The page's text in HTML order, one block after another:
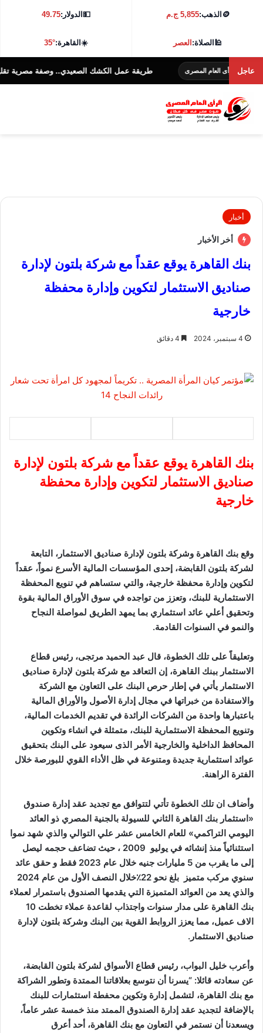
🪙 الذهب:5,855 ج.م 💵الدولار:49.75
🕌الصلاة:العصر ☀️القاهرة:35°
عاجل
العام المصرى طريقة عمل الكشك الصعيدي.. وصفة مصرية تقليدية بطعم
أخبار
أخر الأخبار
بنك القاهرة يوقع عقداً مع شركة بلتون لإدارة
صناديق الاستثمار لتكوين وإدارة محفظة
خارجية
4 سبتمبر، 2024
بنك القاهرة يوقع عقداً مع شركة بلتون لإدارة
صناديق الاستثمار لتكوين وإدارة محفظة
خارجية
وقع بنك القاهرة وشركة بلتون لإدارة صناديق الاستثمار، التابعة
لشركة بلتون القابضة، إحدى المؤسسات المالية الأسرع نمواً، عقداً
لتكوين وإدارة محفظة خارجية، والتي ستساهم في تنويع المحفظة
الاستثمارية للبنك، وتعزز من تواجده في سوق الأوراق المالية بقوة
وتحقيق أعلي عائد استثماري بما يمهد الطريق لمواصلة النجاح
والنمو في السنوات القادمة.
وتعليقاً على تلك الخطوة، قال عبد الحميد مرتجى، رئيس قطاع
الاستثمار ببنك القاهرة، إن التعاقد مع شركة بلتون لإدارة صناديق
الاستثمار يأتي في إطار حرص البنك على التعاون مع الشركة
والاستفادة من خبراتها في مجال إدارة الأصول والأوراق المالية
باعتبارها واحدة من الشركات الرائدة في تقديم الخدمات المالية،
وتنويع المحفظة الاستثمارية للبنك، متمثلة في انشاء وتكوين
المحافظ الداخلية والخارجية الأمر الذى سيعود على البنك بتحقيق
عوائد استثمارية جديدة ومتنوعة في ظل الأداء القوي للبورصة خلال
الفترة الراهنة.
وأضاف ان تلك الخطوة تأتي لتتوافق مع تجديد عقد إدارة صندوق
«استثمار بنك القاهرة الثاني للسيولة بالجنية المصري ذو العائد
اليومي التراكمي» للعام الخامس عشر علي التوالي والذي شهد نموا
استثنائياً منذ إنشائه في يوليو 2009 ، حيث تضاعف حجمه ليصل
إلى ما يقرب من 5 مليارات جنيه خلال عام 2023 فقط و حقق عائد
سنوي مركب متميز بلغ نحو 22٪خلال النصف الأول من عام 2024
والذي يعد من العوائد المتميزة التي يقدمها الصندوق باستمرار لعملاء
بنك القاهرة على مدار سنوات واجتذاب لقاعدة عملاء تخطت 10
الاف عميل، مما يعزز الروابط القوية بين البنك وشركة بلتون لإدارة
صناديق الاستثمار.
وأعرب خليل البواب، رئيس قطاع الأسواق لشركة بلتون القابضة،
عن سعادته قائلا: “يسرنا أن نتوسع بعلاقاتنا الممتدة وتطور الشراكة
مع بنك القاهرة، لتشمل إدارة وتكوين محفطة استثمارات للبنك
بالإضافة لتجديد عقد إدارة الصندوق الممتد منذ خمسة عشر عاماً،
ويسعدنا أن نستمر في التعاون مع بنك القاهرة، أحد أعرق